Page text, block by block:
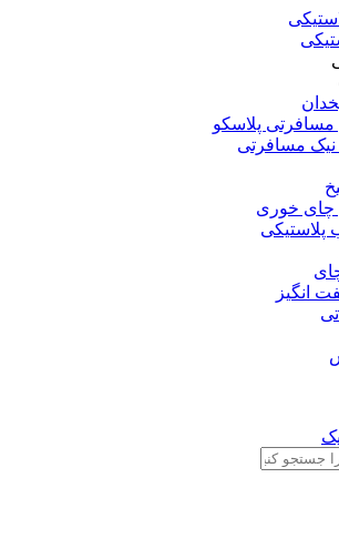
پلاسکو
نیک مسافرتی
خوری
پلاستیکی
انگیز